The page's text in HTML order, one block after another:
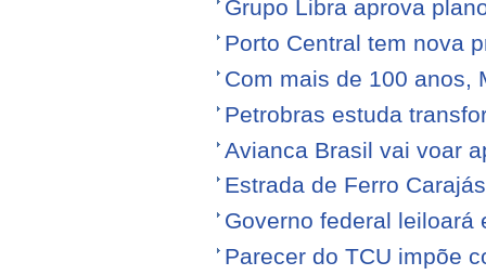
Grupo Libra aprova
Porto Central tem nova
Com mais de 100 anos,
Petrobras estuda
Avianca Brasil vai voar
Estrada de Ferro
Governo federal leiloará
Parecer do TCU impõe